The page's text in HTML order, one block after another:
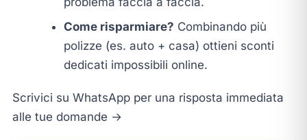
Come risparmiare? Combinando più
polizze (es. auto + casa) ottieni sconti
dedicati impossibili online.
Scrivici su WhatsApp per una risposta immediata
alle tue domande →